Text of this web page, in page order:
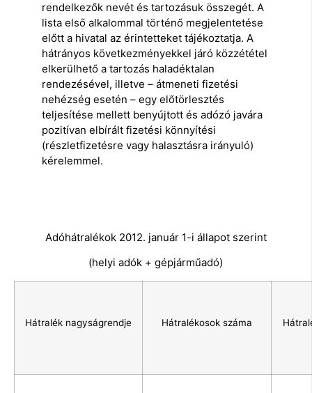
rendelkezők nevét és tartozásuk összegét. A
lista első alkalommal történő megjelentetése
előtt a hivatal az érintetteket tájékoztatja. A
hátrányos következményekkel járó közzététel
elkerülhető a tartozás haladéktalan
rendezésével, illetve – átmeneti fizetési
nehézség esetén – egy előtörlesztés
teljesítése mellett benyújtott és adózó javára
pozitívan elbírált fizetési könnyítési
(részletfizetésre vagy halasztásra irányuló)
kérelemmel.
Adóhátralékok 2012. január 1-i állapot szerint
(helyi adók + gépjárműadó)
Hátralék nagyságrendje Hátralékosok száma